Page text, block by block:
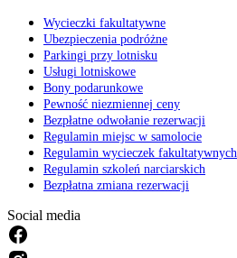
Wycieczki fakultatywne
Ubezpieczenia podróżne
Parkingi przy lotnisku
Usługi lotniskowe
Bony podarunkowe
Pewność niezmiennej ceny
Bezpłatne odwołanie rezerwacji
Regulamin miejsc w samolocie
Regulamin wycieczek fakultatywnych
Regulamin szkoleń narciarskich
Bezpłatna zmiana rezerwacji
Social media